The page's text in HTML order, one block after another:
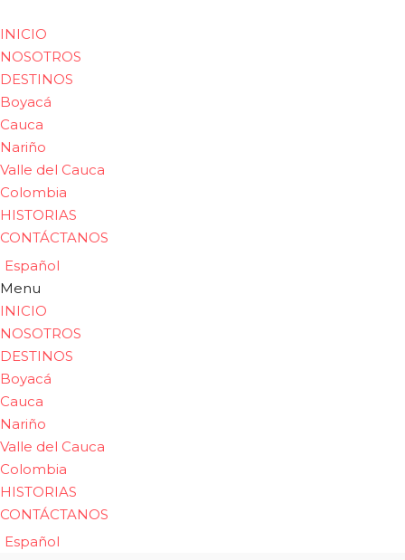
INICIO
NOSOTROS
DESTINOS
Boyacá
Cauca
Nariño
Valle del Cauca
Colombia
HISTORIAS
CONTÁCTANOS
Español
Menu
INICIO
NOSOTROS
DESTINOS
Boyacá
Cauca
Nariño
Valle del Cauca
Colombia
HISTORIAS
CONTÁCTANOS
Español